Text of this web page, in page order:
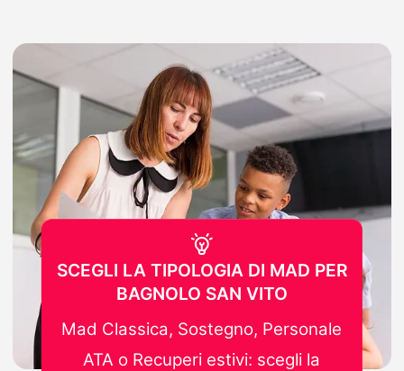
SCEGLI LA TIPOLOGIA DI MAD PER
BAGNOLO SAN VITO
Mad Classica, Sostegno, Personale
ATA o Recuperi estivi: scegli la